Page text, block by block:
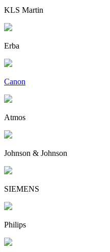
KLS Martin
Erba
Canon
Atmos
Johnson & Johnson
SIEMENS
Philips